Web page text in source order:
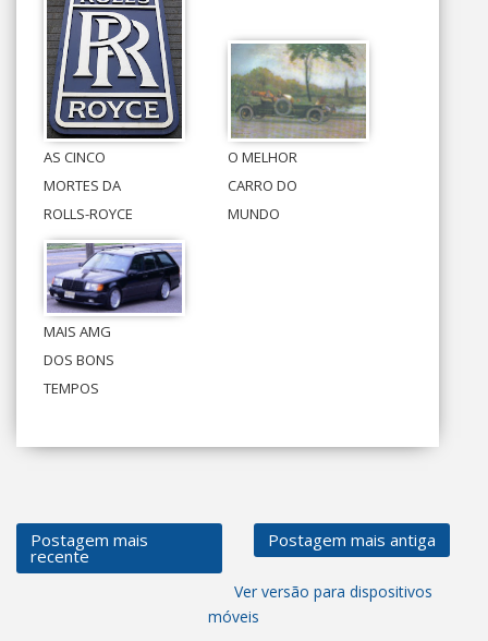
AS CINCO
MORTES DA
ROLLS-ROYCE
O MELHOR
CARRO DO
MUNDO
MAIS AMG
DOS BONS
TEMPOS
Postagem mais
recente
Postagem mais antiga
Ver versão para dispositivos
móveis